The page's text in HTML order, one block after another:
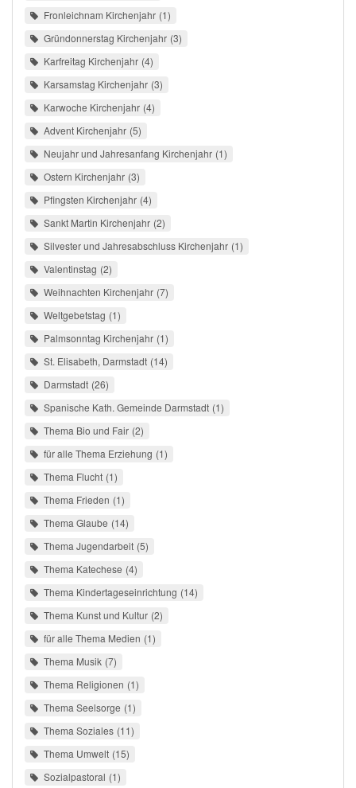
Fronleichnam Kirchenjahr 1
Gründonnerstag Kirchenjahr 3
Karfreitag Kirchenjahr 4
Karsamstag Kirchenjahr 3
Karwoche Kirchenjahr 4
Advent Kirchenjahr 5
Neujahr und Jahresanfang Kirchenjahr 1
Ostern Kirchenjahr 3
Pfingsten Kirchenjahr 4
Sankt Martin Kirchenjahr 2
Silvester und Jahresabschluss Kirchenjahr 1
Valentinstag 2
Weihnachten Kirchenjahr 7
Weltgebetstag 1
Palmsonntag Kirchenjahr 1
St. Elisabeth, Darmstadt 14
Darmstadt 26
Spanische Kath. Gemeinde Darmstadt 1
Thema Bio und Fair 2
für alle Thema Erziehung 1
Thema Flucht 1
Thema Frieden 1
Thema Glaube 14
Thema Jugendarbeit 5
Thema Katechese 4
Thema Kindertageseinrichtung 14
Thema Kunst und Kultur 2
für alle Thema Medien 1
Thema Musik 7
Thema Religionen 1
Thema Seelsorge 1
Thema Soziales 11
Thema Umwelt 15
Sozialpastoral 1